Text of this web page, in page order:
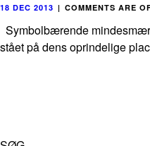
18 DEC 2013 | COMMENTS ARE
Symbolbærende
stået på dens oprindelige